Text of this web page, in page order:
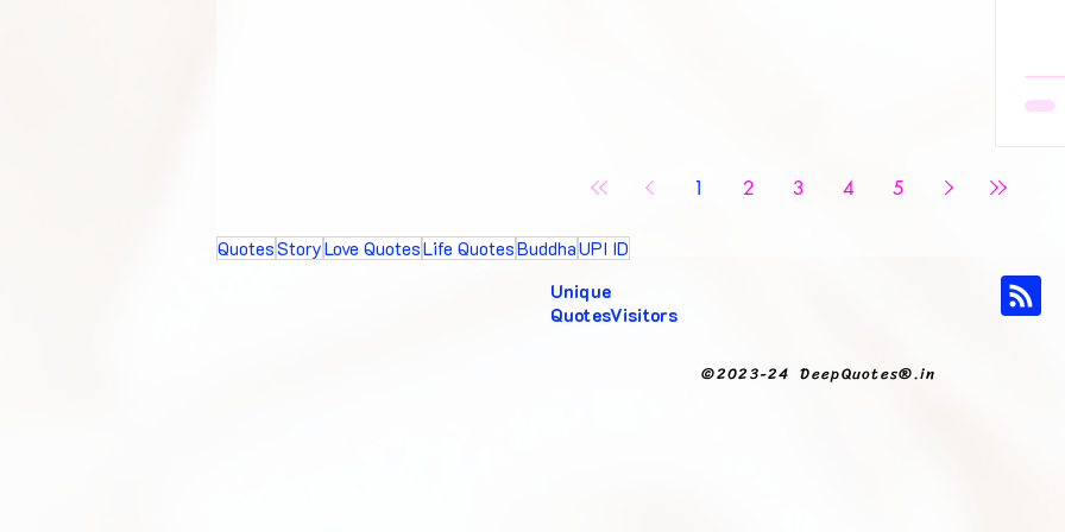
1 2 3 4 5
QuotesStoryLove QuotesLife QuotesBuddhaUPI ID
Unique
QuotesVisitors
©2023-24 DeepQuotes®.in